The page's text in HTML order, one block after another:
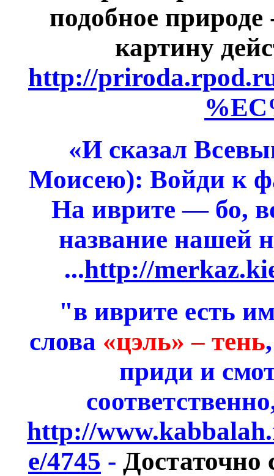
подобное
картину
http://
«И сказал
Моисею): Войди к
На иврите — бо,
название нашей
...http://
"в иврите есть
слова «цэль» – тень
приди и
http://
e/4745 - Достаточно